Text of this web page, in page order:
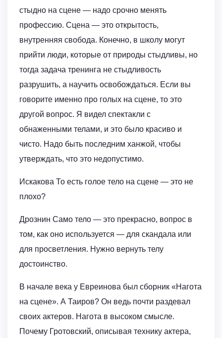
стыдно на сцене — надо срочно менять
профессию. Сцена — это открытость,
внутренняя свобода. Конечно, в школу могут
прийти люди, которые от природы стыдливы, но
тогда задача тренинга не стыдливость
разрушить, а научить освобождаться. Если вы
говорите именно про голых на сцене, то это
другой вопрос. Я видел спектакли с
обнаженными телами, и это было красиво и
чисто. Надо быть последним ханжой, чтобы
утверждать, что это недопустимо.
Искакова То есть голое тело на сцене — это не
плохо?
Дрознин Само тело — это прекрасно, вопрос в
том, как оно используется — для скандала или
для просветления. Нужно вернуть телу
достоинство.
В начале века у Евреинова был сборник «Нагота
на сцене». А Таиров? Он ведь почти раздевал
своих актеров. Нагота в высоком смысле.
Почему Гротовский, описывая технику актера,